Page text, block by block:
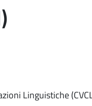
Linguistiche